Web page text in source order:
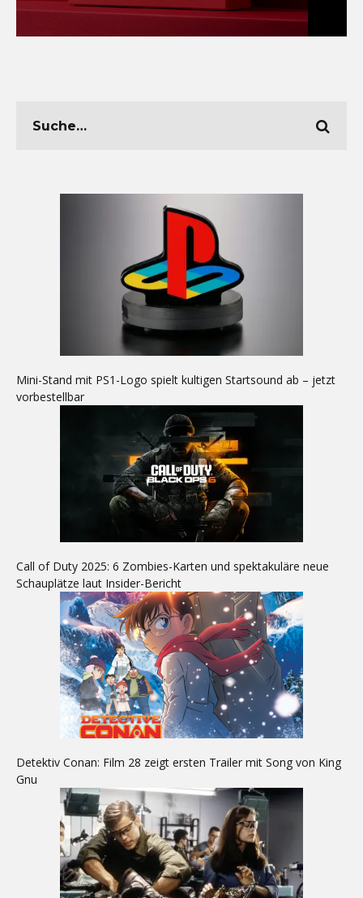
Mini-Stand mit PS1-Logo spielt kultigen Startsound ab – jetzt
vorbestellbar
Call of Duty 2025: 6 Zombies-Karten und spektakuläre neue
Schauplätze laut Insider-Bericht
Detektiv Conan: Film 28 zeigt ersten Trailer mit Song von King
Gnu